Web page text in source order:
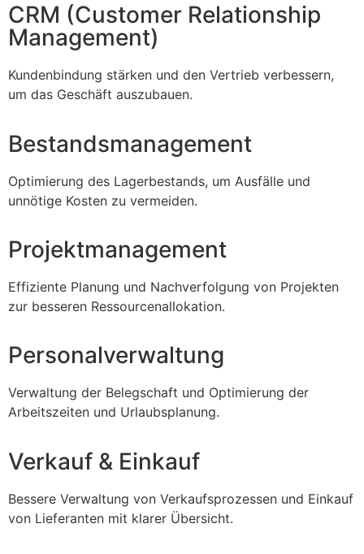
CRM (Customer Relationship
Management)
Kundenbindung stärken und den Vertrieb verbessern,
um das Geschäft auszubauen.
Bestandsmanagement
Optimierung des Lagerbestands, um Ausfälle und
unnötige Kosten zu vermeiden.
Projektmanagement
Effiziente Planung und Nachverfolgung von Projekten
zur besseren Ressourcenallokation.
Personalverwaltung
Verwaltung der Belegschaft und Optimierung der
Arbeitszeiten und Urlaubsplanung.
Verkauf & Einkauf
Bessere Verwaltung von Verkaufsprozessen und Einkauf
von Lieferanten mit klarer Übersicht.